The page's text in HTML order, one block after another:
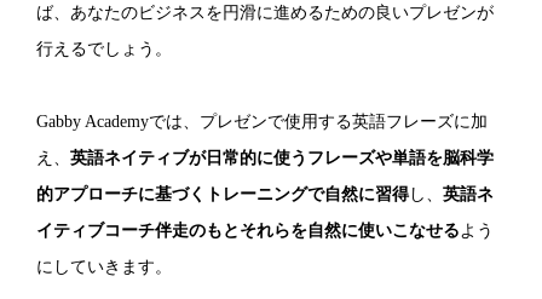
ば、あなたのビジネスを円滑に進めるための良いプレゼンが
行えるでしょう。
Gabby Academyでは、プレゼンで使用する英語フレーズに加
え、英語ネイティブが日常的に使うフレーズや単語を脳科学
的アプローチに基づくトレーニングで自然に習得し、英語ネ
イティブコーチ伴走のもとそれらを自然に使いこなせる よう
にしていきます。